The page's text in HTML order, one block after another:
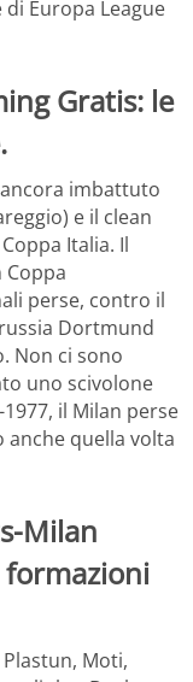
Europa League
Gratis: le
imbattuto
e il clean
Italia. Il
perse, contro il
Dortmund
Non ci sono
uno scivolone
il Milan perse
anche quella volta
Milan
Moti,